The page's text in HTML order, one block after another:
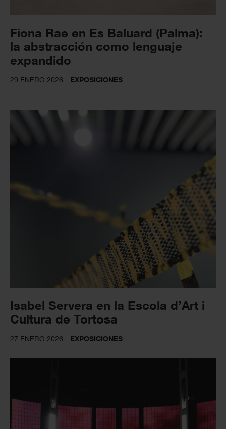
Fiona Rae en Es Baluard (Palma):
la abstracción como lenguaje
expandido
29 ENERO 2026 EXPOSICIONES
Isabel Servera en la Escola d’Art i
Cultura de Tortosa
27 ENERO 2026 EXPOSICIONES